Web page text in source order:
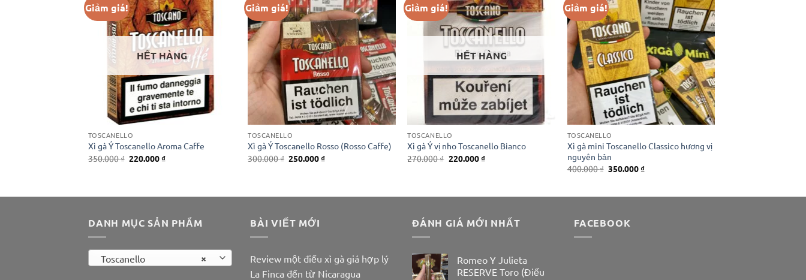
Giảm giá!
HẾT HÀNG
TOSCANELLO
Xì gà Ý Toscanello Aroma Caffe
350.000₫ Giá
220.000₫Giá
Giảm giá!
TOSCANELLO
Xì gà Ý Toscanello Rosso (Rosso Caffe)
300.000₫ Giá
250.000₫Giá
Giảm giá!
HẾT HÀNG
TOSCANELLO
Xì gà Ý vị nho Toscanello Bianco
270.000₫ Giá
220.000₫Giá
Giảm giá!
TOSCANELLO
Xì gà mini Toscanello Classico hương vị
nguyên bản
400.000₫ Giá
350.000₫Giá
DANH MỤC SẢN PHẨM
×
Toscanello
BÀI VIẾT MỚI
Review một điếu xì gà giá hợp lý
La Finca đến từ Nicaragua
ĐÁNH GIÁ MỚI NHẤT
Romeo Y Julieta
RESERVE Toro (Điếu
FACEBOOK